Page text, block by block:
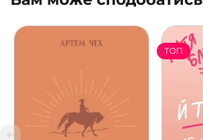
ТОП